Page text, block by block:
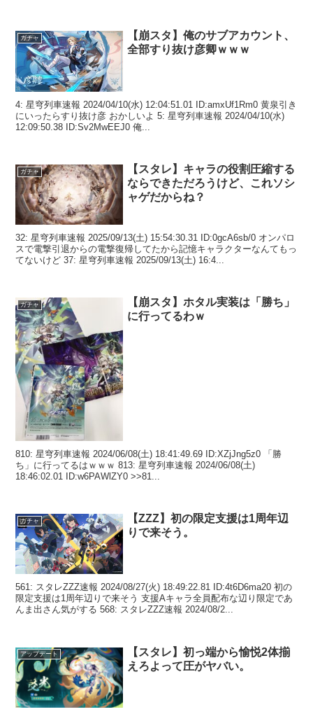
ガチャ
【崩スタ】俺のサブアカウント、
全部すり抜け彦卿ｗｗｗ
4: 星穹列車速報 2024/04/10(水) 12:04:51.01 ID:amxUf1Rm0 黄泉引き
にいったらすり抜け彦 おかしいよ 5: 星穹列車速報 2024/04/10(水)
12:09:50.38 ID:Sv2MwEEJ0 俺...
ガチャ
【スタレ】キャラの役割圧縮する
ならできただろうけど、これソシ
ャゲだからね？
32: 星穹列車速報 2025/09/13(土) 15:54:30.31 ID:0gcA6sb/0 オンパロ
スで電撃引退からの電撃復帰してたから記憶キャラクターなんてもっ
てないけど 37: 星穹列車速報 2025/09/13(土) 16:4...
ガチャ
【崩スタ】ホタル実装は「勝ち」
に行ってるわｗ
810: 星穹列車速報 2024/06/08(土) 18:41:49.69 ID:XZjJng5z0 「勝
ち」に行ってるはｗｗｗ 813: 星穹列車速報 2024/06/08(土)
18:46:02.01 ID:w6PAWlZY0 >>81...
ガチャ
【ZZZ】初の限定支援は1周年辺
りで来そう。
561: スタレZZZ速報 2024/08/27(火) 18:49:22.81 ID:4t6D6ma20 初の
限定支援は1周年辺りで来そう 支援Aキャラ全員配布な辺り限定であ
んま出さん気がする 568: スタレZZZ速報 2024/08/2...
アップデート
【スタレ】初っ端から愉悦2体揃
えろよって圧がヤバい。